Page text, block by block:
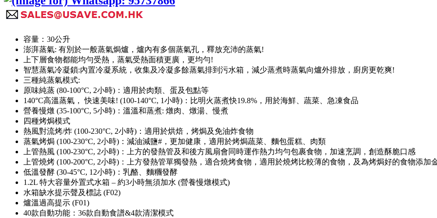
容量：30公升
澎湃蒸氣: 有別於一般蒸氣焗爐，爐內有多個蒸氣孔，釋放充沛的蒸氣!
上下層食物都能均勻受熱，蒸氣受熱面積更廣，更均勻!
智慧蒸氣冷凝鎖:內置冷凝系統，收集及冷凝多餘蒸氣排到污水箱，減少蒸煮時蒸氣向爐外排放，廚房更乾爽!
三種純蒸氣模式:
原味純蒸 (80-100°C, 2小時)：適用於肉類、蛋及包點等
140°C高溫蒸氣， 快速美味! (100-140°C, 1小時)：比明火蒸煮快19.8%，用於海鮮、蔬菜、急凍食品
營養慢燉 (35-100°C, 5小時)：溫溫和蒸煮: 燉肉、燉湯、慢煮
四種烤焗模式
熱風對流烤/炸 (100-230°C, 2小時)：適用於烘焙，烤焗及免油炸食物
蒸氣烤焗 (100-230°C, 2小時)：減油減鹽#，更加健康，適用於烤焗蔬菜、麵包蛋糕、肉類
上管熱風 (100-230°C, 2小時)：上方的發熱管及和後方風扇會同時運作熱力均勻包裹食物，加速烹調，創造酥脆口感
上管燒烤 (100-200°C, 2小時)：上方發熱管單獨發熱，適合燒烤食物，適用於燒烤比較薄的食物，及為烤焗好的食物添加
低溫發酵 (30-45°C, 12小時)：乳酪、麵糰發酵
1.2L 特大容量外置式水箱 – 約3小時無須加水 (營養慢燉模式)
水箱缺水提示聲及標誌 (F02)
爐溫過高提示 (F01)
40款自動功能：36款自動食譜&4款清潔模式